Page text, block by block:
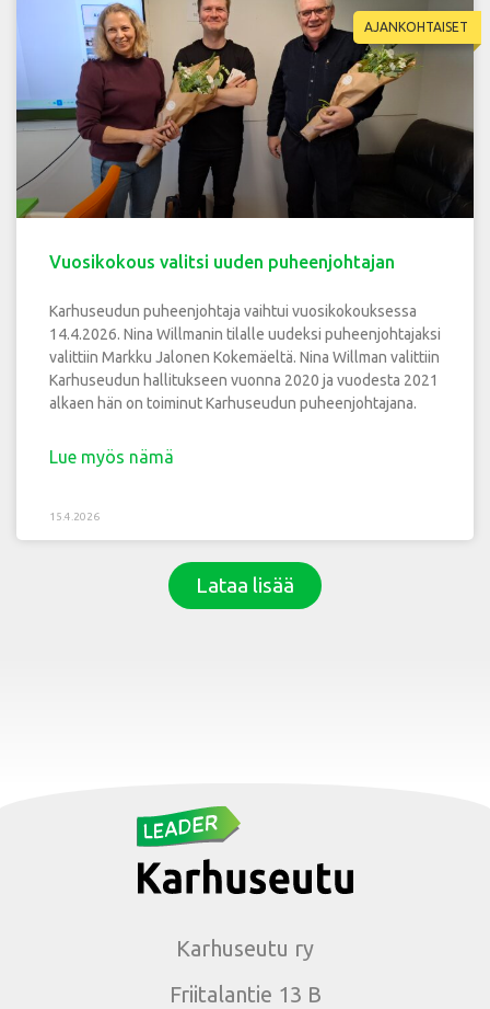
AJANKOHTAISET
Vuosikokous valitsi uuden puheenjohtajan
Karhuseudun puheenjohtaja vaihtui vuosikokouksessa
14.4.2026. Nina Willmanin tilalle uudeksi puheenjohtajaksi
valittiin Markku Jalonen Kokemäeltä. Nina Willman valittiin
Karhuseudun hallitukseen vuonna 2020 ja vuodesta 2021
alkaen hän on toiminut Karhuseudun puheenjohtajana.
Lue myös nämä
15.4.2026
Lataa lisää
Karhuseutu ry
Friitalantie 13 B